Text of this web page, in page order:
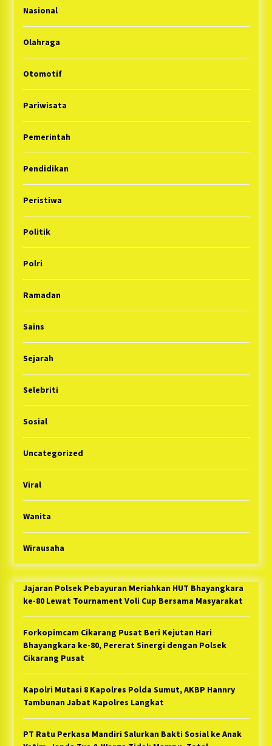
Nasional
Olahraga
Otomotif
Pariwisata
Pemerintah
Pendidikan
Peristiwa
Politik
Polri
Ramadan
Sains
Sejarah
Selebriti
Sosial
Uncategorized
Viral
Wanita
Wirausaha
Jajaran Polsek Pebayuran Meriahkan HUT Bhayangkara
ke-80 Lewat Tournament Voli Cup Bersama Masyarakat
Forkopimcam Cikarang Pusat Beri Kejutan Hari
Bhayangkara ke-80, Pererat Sinergi dengan Polsek
Cikarang Pusat
Kapolri Mutasi 8 Kapolres Polda Sumut, AKBP Hannry
Tambunan Jabat Kapolres Langkat
PT Ratu Perkasa Mandiri Salurkan Bakti Sosial ke Anak